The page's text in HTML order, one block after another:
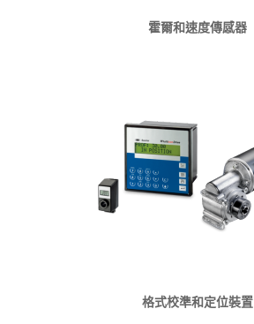
霍爾和速度傳感器
格式校準和定位裝置